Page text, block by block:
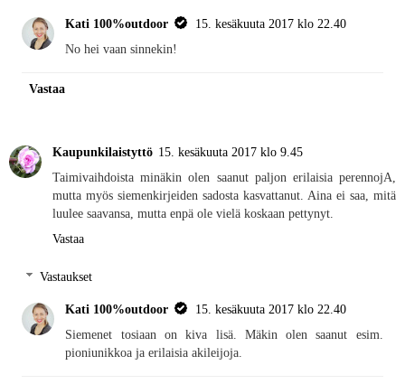
Kati 100%outdoor
15. kesäkuuta 2017 klo 22.40
No hei vaan sinnekin!
Vastaa
Kaupunkilaistyttö 15. kesäkuuta 2017 klo 9.45
Taimivaihdoista minäkin olen saanut paljon erilaisia perennojA,
mutta myös siemenkirjeiden sadosta kasvattanut. Aina ei saa, mitä
luulee saavansa, mutta enpä ole vielä koskaan pettynyt.
Vastaa
Vastaukset
Kati 100%outdoor
15. kesäkuuta 2017 klo 22.40
Siemenet tosiaan on kiva lisä. Mäkin olen saanut esim.
pioniunikkoa ja erilaisia akileijoja.